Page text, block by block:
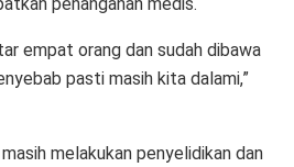
penanganan medis.
empat orang dan sudah dibawa
pasti masih kita dalami,”
melakukan penyelidikan dan